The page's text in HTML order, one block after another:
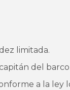
limitada.
del
a la ley